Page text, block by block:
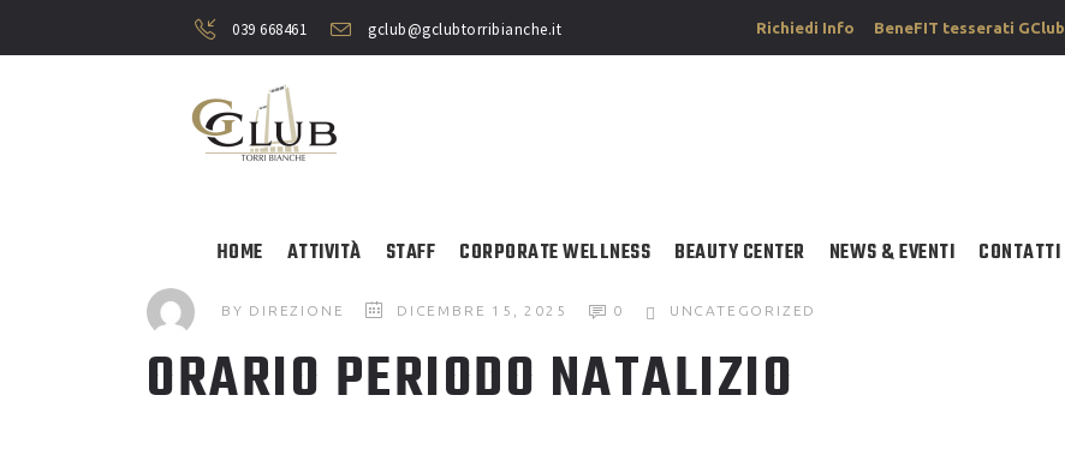
039 668461 gclub@gclubtorribianche.it Richiedi Info BeneFIT tesserati GClub
HOME ATTIVITÀ STAFF CORPORATE WELLNESS BEAUTY CENTER NEWS & EVENTI CONTATTI
BY DIREZIONE DICEMBRE 15, 2025 0 UNCATEGORIZED
ORARIO PERIODO NATALIZIO